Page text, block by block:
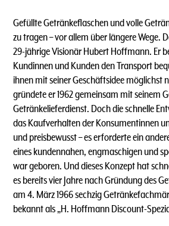
Gefüllte Getränkeflaschen und volle
zu tragen – vor allem über längere Wege.
29-jährige Visionär Hubert Hoffmann. Er
Kundinnen und Kunden den Transport
ihnen mit seiner Geschäftsidee möglichst
gründete er 1962 gemeinsam mit seinem
Getränkelieferdienst. Doch die schnelle
das Kaufverhalten der Konsumentinnen
und preisbewusst – es erforderte ein
eines kundennahen, engmaschigen und
war geboren. Und dieses Konzept hat
es bereits vier Jahre nach Gründung des
am 4. März 1966 sechzig
bekannt als „H. Hoffmann Discount-